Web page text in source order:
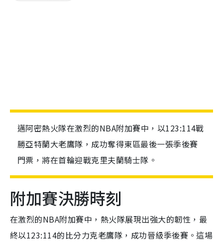
邁阿密熱火隊在激烈的NBA附加賽中，以123:114戰
勝亞特蘭大老鷹隊，成功奪得東區最後一張季後賽
門票，將在首輪迎戰克里夫蘭騎士隊。
附加賽決勝時刻
在激烈的NBA附加賽中，熱火隊展現出強大的韌性，最
終以123:114的比分力克老鷹隊，成功晉級季後賽。這場